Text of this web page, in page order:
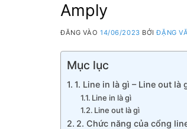
Amply
ĐĂNG VÀO14/06/2023 BỞIĐẶNG
Mục lục
1. Line in là gì – Line out là
Line in là gì
Line out là gì
2. Chức năng của cổng